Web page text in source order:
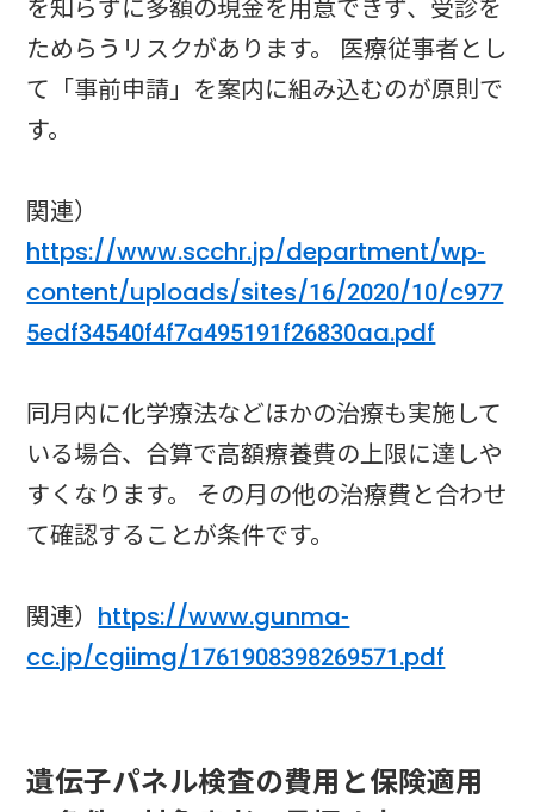
を知らずに多額の現金を用意できず、受診を
ためらうリスクがあります。 医療従事者とし
て「事前申請」を案内に組み込むのが原則で
す。
関連）
https://www.scchr.jp/department/wp-
content/uploads/sites/16/2020/10/c977
5edf34540f4f7a495191f26830aa.pdf
同月内に化学療法などほかの治療も実施して
いる場合、合算で高額療養費の上限に達しや
すくなります。 その月の他の治療費と合わせ
て確認することが条件です。
関連） https://www.gunma-
cc.jp/cgiimg/1761908398269571.pdf
遺伝子パネル検査の費用と保険適用